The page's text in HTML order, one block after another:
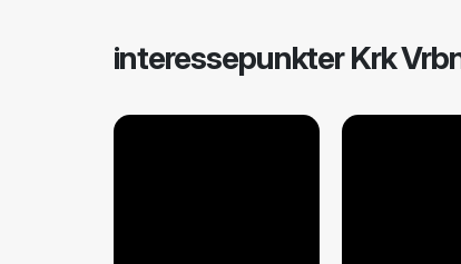
interessepunkter Krk